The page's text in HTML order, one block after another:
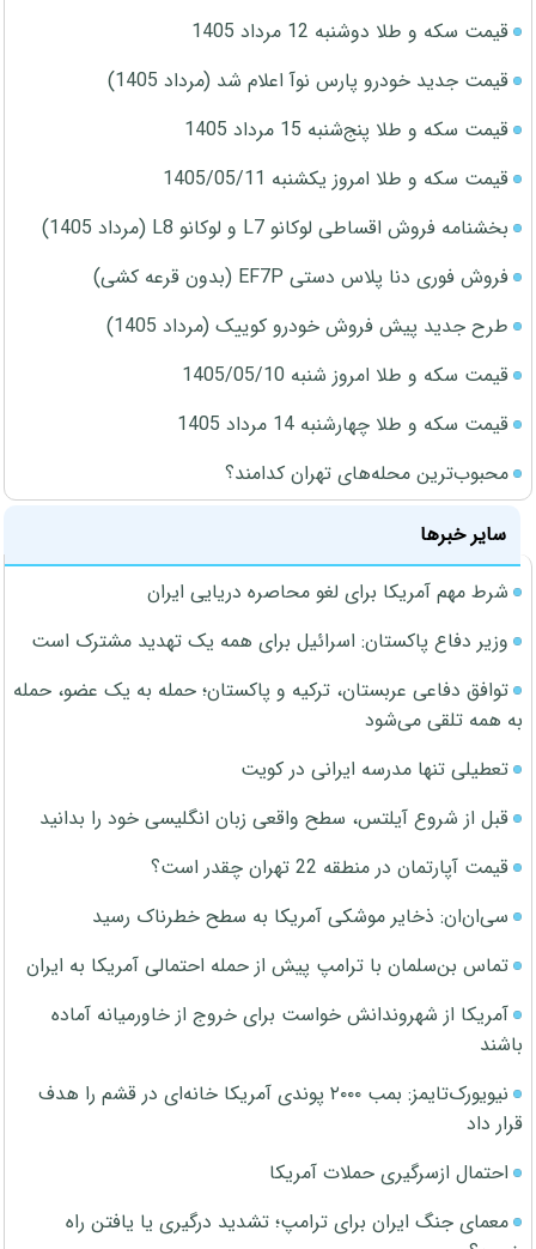
قیمت سکه و طلا دوشنبه 12 مرداد 1405
قیمت جدید خودرو پارس نوآ اعلام شد (مرداد 1405)
قیمت سکه و طلا پنج‌شنبه 15 مرداد 1405
قیمت سکه و طلا امروز یکشنبه 1405/05/11
بخشنامه فروش اقساطی لوکانو L7 و لوکانو L8 (مرداد 1405)
فروش فوری دنا پلاس دستی EF7P (بدون قرعه کشی)
طرح جدید پیش فروش خودرو کوییک (مرداد 1405)
قیمت سکه و طلا امروز شنبه 1405/05/10
قیمت سکه و طلا چهارشنبه 14 مرداد 1405
محبوب‌ترین محله‌های تهران کدامند؟
سایر خبرها
شرط مهم آمریکا برای لغو محاصره دریایی ایران
وزیر دفاع پاکستان: اسرائیل برای همه یک تهدید مشترک است
توافق دفاعی عربستان، ترکیه و پاکستان؛ حمله به یک عضو، حمله
به همه تلقی می‌شود
تعطیلی تنها مدرسه ایرانی در کویت
قبل از شروع آیلتس، سطح واقعی زبان انگلیسی خود را بدانید
قیمت آپارتمان در منطقه 22 تهران چقدر است؟
سی‌ان‌ان: ذخایر موشکی آمریکا به سطح خطرناک رسید
تماس بن‌سلمان با ترامپ پیش از حمله احتمالی آمریکا به ایران
آمریکا از شهروندانش خواست برای خروج از خاورمیانه آماده
باشند
نیویورک‌تایمز: بمب ۲۰۰۰ پوندی آمریکا خانه‌ای در قشم را هدف
قرار داد
احتمال ازسرگیری حملات آمریکا
معمای جنگ ایران برای ترامپ؛ تشدید درگیری یا یافتن راه